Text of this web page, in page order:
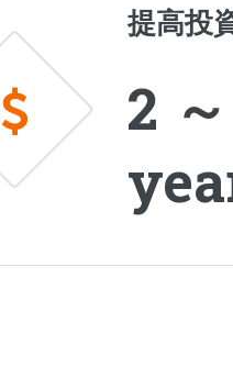
提高投
2